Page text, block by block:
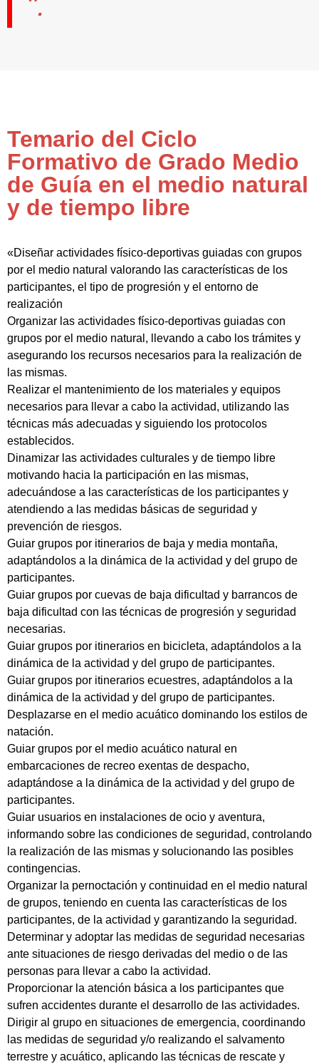
Temario del Ciclo
Formativo de Grado Medio
de Guía en el medio natural
y de tiempo libre
«Diseñar actividades físico-deportivas guiadas con grupos
por el medio natural valorando las características de los
participantes, el tipo de progresión y el entorno de
realización
Organizar las actividades físico-deportivas guiadas con
grupos por el medio natural, llevando a cabo los trámites y
asegurando los recursos necesarios para la realización de
las mismas.
Realizar el mantenimiento de los materiales y equipos
necesarios para llevar a cabo la actividad, utilizando las
técnicas más adecuadas y siguiendo los protocolos
establecidos.
Dinamizar las actividades culturales y de tiempo libre
motivando hacia la participación en las mismas,
adecuándose a las características de los participantes y
atendiendo a las medidas básicas de seguridad y
prevención de riesgos.
Guiar grupos por itinerarios de baja y media montaña,
adaptándolos a la dinámica de la actividad y del grupo de
participantes.
Guiar grupos por cuevas de baja dificultad y barrancos de
baja dificultad con las técnicas de progresión y seguridad
necesarias.
Guiar grupos por itinerarios en bicicleta, adaptándolos a la
dinámica de la actividad y del grupo de participantes.
Guiar grupos por itinerarios ecuestres, adaptándolos a la
dinámica de la actividad y del grupo de participantes.
Desplazarse en el medio acuático dominando los estilos de
natación.
Guiar grupos por el medio acuático natural en
embarcaciones de recreo exentas de despacho,
adaptándose a la dinámica de la actividad y del grupo de
participantes.
Guiar usuarios en instalaciones de ocio y aventura,
informando sobre las condiciones de seguridad, controlando
la realización de las mismas y solucionando las posibles
contingencias.
Organizar la pernoctación y continuidad en el medio natural
de grupos, teniendo en cuenta las características de los
participantes, de la actividad y garantizando la seguridad.
Determinar y adoptar las medidas de seguridad necesarias
ante situaciones de riesgo derivadas del medio o de las
personas para llevar a cabo la actividad.
Proporcionar la atención básica a los participantes que
sufren accidentes durante el desarrollo de las actividades.
Dirigir al grupo en situaciones de emergencia, coordinando
las medidas de seguridad y/o realizando el salvamento
terrestre y acuático, aplicando las técnicas de rescate y